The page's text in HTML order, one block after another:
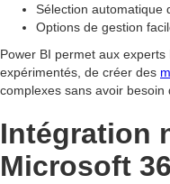
Sélection automatique
Options de gestion
Power BI permet aux
expérimentés, de créer des
complexes sans avoir besoin
Intégration
Microsoft